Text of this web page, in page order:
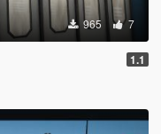
965 7
1.1